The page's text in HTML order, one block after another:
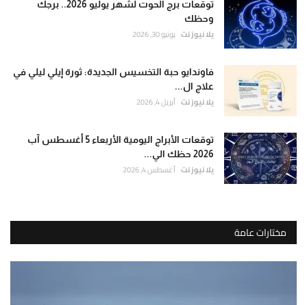
توقعات برج الحوت لشهر يوليو 2026.. برجك
وحظك
يلا نيوز نت يونيو 30, 2026
فاوندايو حبة التخسيس الجديدة: ثورة إيلي ليلي في
علاج ال...
يلا نيوز نت أبريل 4, 2026
توقعات الأبراج اليومية الأربعاء 5 أغسطس آب
2026 حظك الي...
يلا نيوز نت أغسطس 4, 2026
مختارات عامة